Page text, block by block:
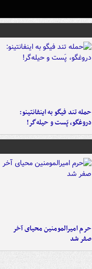
حمله تند فیگو به اینفانتینو:
دروغگو، پَست‌ و حیله‌گر!
حرم امیرالمومنین محیای آخر
صفر شد